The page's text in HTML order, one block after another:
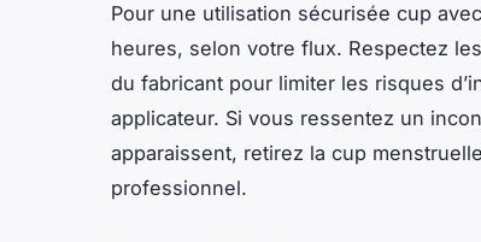
Pour une utilisation sécurisée cup
heures, selon votre flux. Respectez
du fabricant pour limiter les risques
applicateur. Si vous ressentez un
apparaissent, retirez la cup
professionnel.